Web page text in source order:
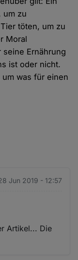
um zu
töten, um zu
Moral
Ernährung
ist oder nicht.
was für einen
Jun 2019 - 12:57
Artikel... Die